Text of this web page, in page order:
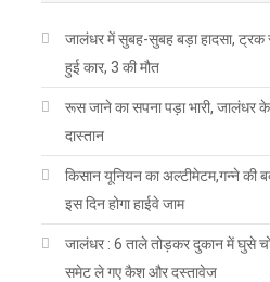
जालंधर में सुबह-सुबह बड़ा हादसा,
हुई कार, 3 की मौत
रूस जाने का सपना पड़ा भारी, जालंधर
दास्तान
किसान यूनियन का अल्टीमेटम,गन्ने की
इस दिन होगा हाईवे जाम
जालंधर : 6 ताले तोड़कर दुकान में घुसे
समेट ले गए कैश और दस्तावेज